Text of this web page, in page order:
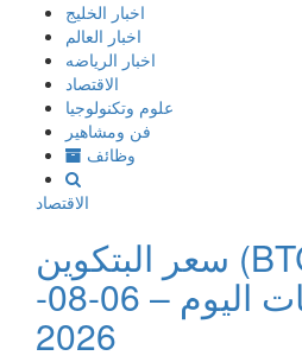
إذهب
المحتوى
اخبار الخليج
اخبار العالم
اخبار الرياضه
الاقتصاد
علوم وتكنولوجيا
فن ومشاهير
وظائف
الاقتصاد
سعر البتكوين (BTCUSD) يجني
أرباحه – توقعات اليوم – 06-08-
2026